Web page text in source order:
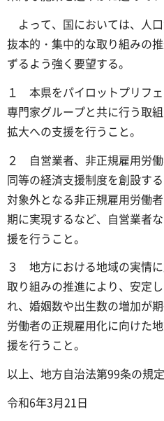
よって、国においては、人
抜本的・集中的な取り組みの
ずるよう強く要望する。
１ 本県をパイロットプリフ
専門家グループと共に行う取
拡大への支援を行うこと。
２ 自営業者、非正規雇用労
同等の経済支援制度を創設す
対象外となる非正規雇用労働
期に実現するなど、自営業者
援を行うこと。
３ 地方における地域の実情
取り組みの推進により、安定
れ、婚姻数や出生数の増加が
労働者の正規雇用化に向けた
援を行うこと。
以上、地方自治法第99条の規
令和6年3月21日